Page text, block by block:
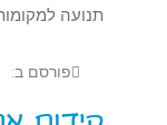
תנועה
פורסם ב: